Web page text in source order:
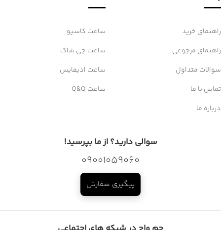
راهنمای خرید
راهنمای مرجوعی
سوالات متداول
تماس با ما
درباره ما
ساعت کاسیو
ساعت جی شاک
ساعت ادیفایس
ساعت Q&Q
سوالی دارید؟ از ما بپرسید!
09001059060
پیگیری سفارش